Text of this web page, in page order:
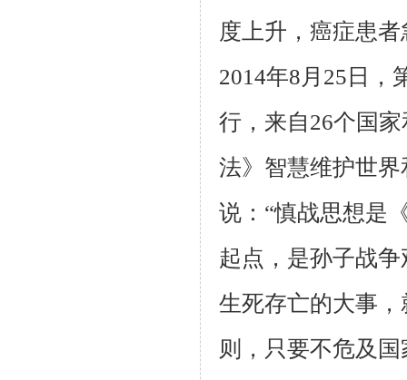
度上升，癌症患
2014年8月25日，
行，来自26个国
法》智慧维护世
说：“慎战思想是
起点，是孙子战
生死存亡的大事
则，只要不危及